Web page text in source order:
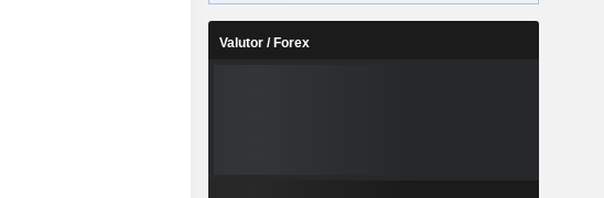
Valutor / Forex